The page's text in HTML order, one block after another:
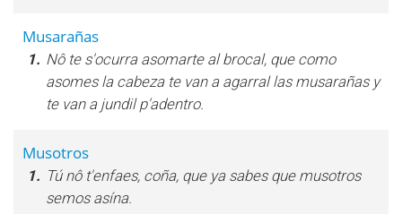
Musarañas
1. Nô te s'ocurra asomarte al brocal, que como
asomes la cabeza te van a agarral las musarañas y
te van a jundil p'adentro.
Musotros
1. Tú nô t'enfaes, coña, que ya sabes que musotros
semos asína.